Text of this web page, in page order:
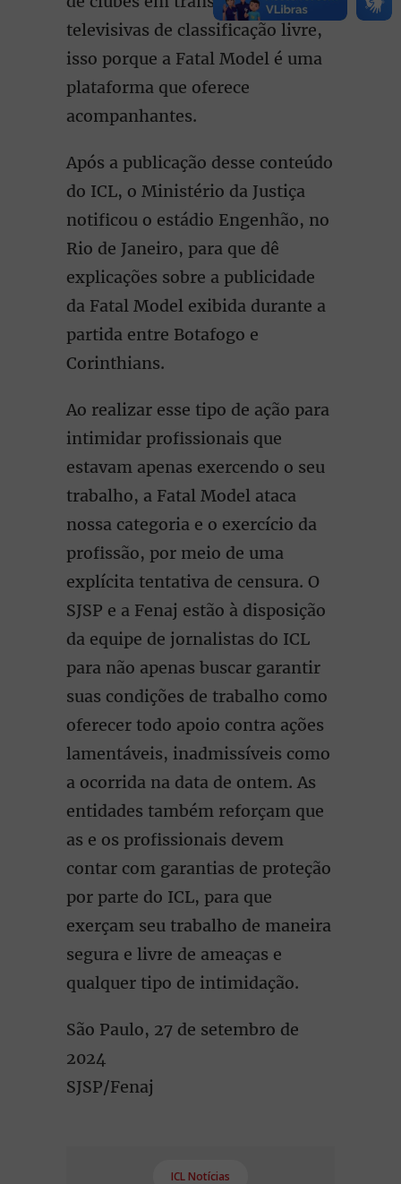
televisivas de classificação livre,
isso porque a Fatal Model é uma
plataforma que oferece
acompanhantes.
Após a publicação desse conteúdo
do ICL, o Ministério da Justiça
notificou o estádio Engenhão, no
Rio de Janeiro, para que dê
explicações sobre a publicidade
da Fatal Model exibida durante a
partida entre Botafogo e
Corinthians.
Ao realizar esse tipo de ação para
intimidar profissionais que
estavam apenas exercendo o seu
trabalho, a Fatal Model ataca
nossa categoria e o exercício da
profissão, por meio de uma
explícita tentativa de censura. O
SJSP e a Fenaj estão à disposição
da equipe de jornalistas do ICL
para não apenas buscar garantir
suas condições de trabalho como
oferecer todo apoio contra ações
lamentáveis, inadmissíveis como
a ocorrida na data de ontem. As
entidades também reforçam que
as e os profissionais devem
contar com garantias de proteção
por parte do ICL, para que
exerçam seu trabalho de maneira
segura e livre de ameaças e
qualquer tipo de intimidação.
São Paulo, 27 de setembro de
2024
SJSP/Fenaj
ICL Notícias